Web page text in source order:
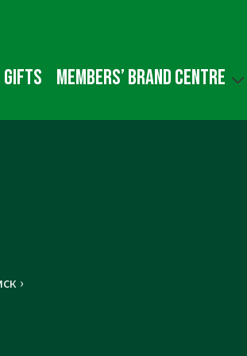
gifts Members’ Brand Centre
›